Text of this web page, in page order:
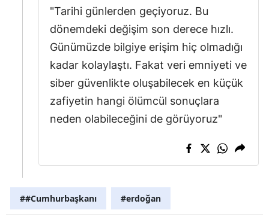
Kilis
Osmaniye
Düzce
"Tarihi günlerden geçiyoruz. Bu
dönemdeki değişim son derece hızlı.
Günümüzde bilgiye erişim hiç olmadığı
kadar kolaylaştı. Fakat veri emniyeti ve
siber güvenlikte oluşabilecek en küçük
zafiyetin hangi ölümcül sonuçlara
neden olabileceğini de görüyoruz"
##Cumhurbaşkanı #erdoğan